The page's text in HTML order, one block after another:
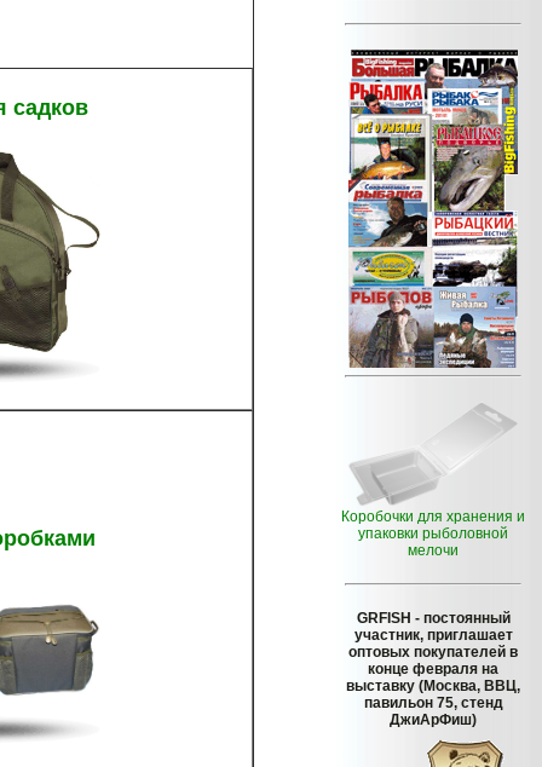
садков
Коробочки для хранения и
упаковки рыболовной
мелочи
GRFISH - постоянный
участник, приглашает
оптовых покупателей в
конце февраля на
выставку (Москва, ВВЦ,
павильон 75, стенд
ДжиАрФиш)